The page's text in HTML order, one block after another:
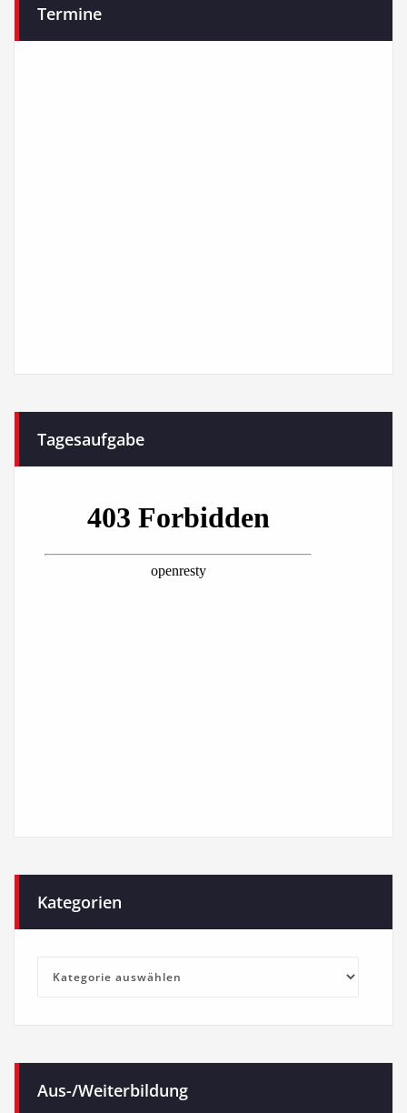
Termine
Tagesaufgabe
Kategorien
Kategorien
Aus-/Weiterbildung